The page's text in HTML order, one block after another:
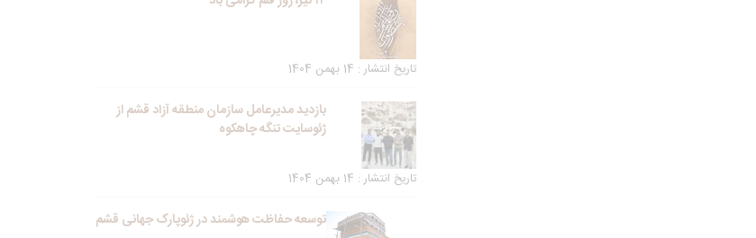
تاریخ انتشار : 14 بهمن 1404
بازدید مدیرعامل سازمان منطقه آزاد قشم از
ژئوسایت تنگه چاهکوه
تاریخ انتشار : 14 بهمن 1404
توسعه حفاظت هوشمند در ژئوپارک جهانی قشم